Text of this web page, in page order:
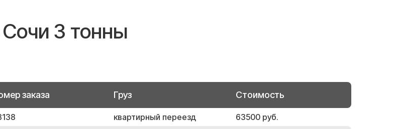
3 тонны
заказа Груз Стоимость
квартирный переезд 63500 руб.